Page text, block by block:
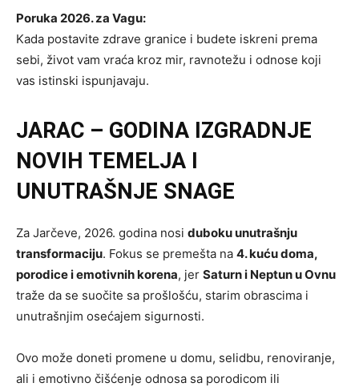
Poruka 2026. za Vagu:
Kada postavite zdrave granice i budete iskreni prema
sebi, život vam vraća kroz mir, ravnotežu i odnose koji
vas istinski ispunjavaju.
JARAC – GODINA IZGRADNJE
NOVIH TEMELJA I
UNUTRAŠNJE SNAGE
Za Jarčeve, 2026. godina nosi duboku unutrašnju
transformaciju. Fokus se premešta na 4. kuću doma,
porodice i emotivnih korena, jer Saturn i Neptun u Ovnu
traže da se suočite sa prošlošću, starim obrascima i
unutrašnjim osećajem sigurnosti.
Ovo može doneti promene u domu, selidbu, renoviranje,
ali i emotivno čišćenje odnosa sa porodicom ili